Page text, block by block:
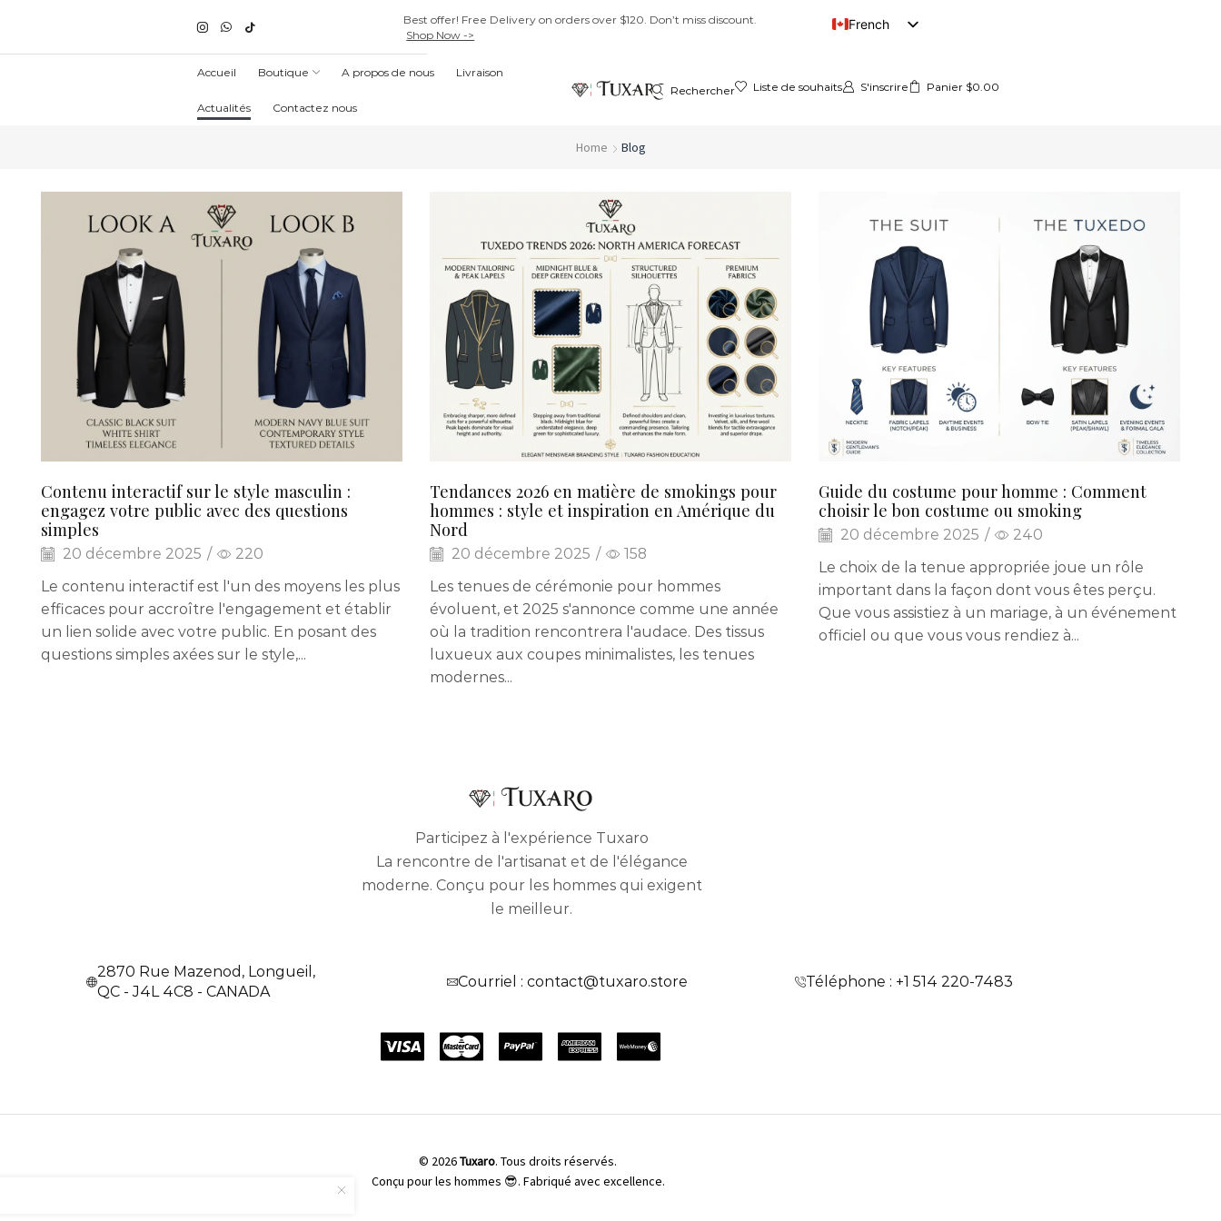
Best offer! Free Delivery on orders over $120. Don’t miss discount.
Shop Now ->
French
Accueil Boutique A propos de nous Livraison
Actualités Contactez nous
Rechercher Liste de souhaits S'inscrire Panier $0.00
Home Blog
Contenu interactif sur le style masculin :
engagez votre public avec des questions
simples
20 décembre 2025 /
220
Le contenu interactif est l'un des moyens les plus
efficaces pour accroître l'engagement et établir
un lien solide avec votre public. En posant des
questions simples axées sur le style,...
Tendances 2026 en matière de smokings pour
hommes : style et inspiration en Amérique du
Nord
20 décembre 2025 /
158
Les tenues de cérémonie pour hommes
évoluent, et 2025 s'annonce comme une année
où la tradition rencontrera l'audace. Des tissus
luxueux aux coupes minimalistes, les tenues
modernes...
Guide du costume pour homme : Comment
choisir le bon costume ou smoking
20 décembre 2025 /
240
Le choix de la tenue appropriée joue un rôle
important dans la façon dont vous êtes perçu.
Que vous assistiez à un mariage, à un événement
officiel ou que vous vous rendiez à...
Participez à l'expérience Tuxaro
La rencontre de l'artisanat et de l'élégance
moderne. Conçu pour les hommes qui exigent
le meilleur.
2870 Rue Mazenod, Longueil,
QC - J4L 4C8 - CANADA
Courriel : contact@tuxaro.store Téléphone : +1 514 220-7483
© 2026Tuxaro. Tous droits réservés.
Conçu pour les hommes 😎. Fabriqué avec excellence.